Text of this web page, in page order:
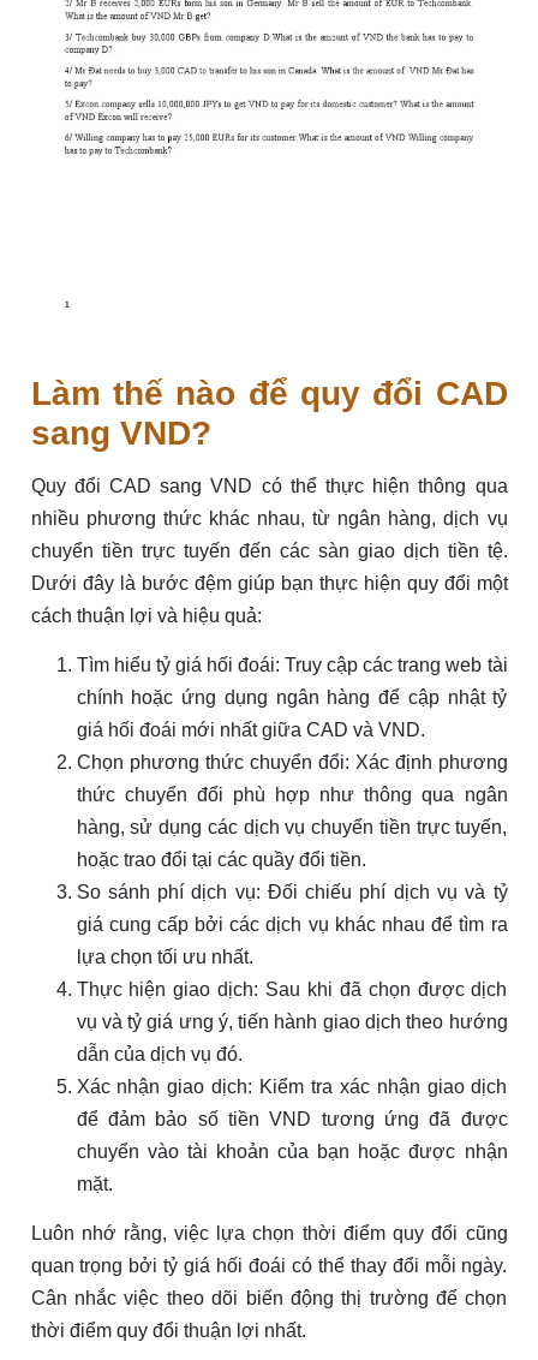
Làm thế nào để quy đổi CAD
sang VND?
Quy đổi CAD sang VND có thể thực hiện thông qua
nhiều phương thức khác nhau, từ ngân hàng, dịch vụ
chuyển tiền trực tuyến đến các sàn giao dịch tiền tệ.
Dưới đây là bước đệm giúp bạn thực hiện quy đổi một
cách thuận lợi và hiệu quả:
Tìm hiểu tỷ giá hối đoái: Truy cập các trang web tài
chính hoặc ứng dụng ngân hàng để cập nhật tỷ
giá hối đoái mới nhất giữa CAD và VND.
Chọn phương thức chuyển đổi: Xác định phương
thức chuyển đổi phù hợp như thông qua ngân
hàng, sử dụng các dịch vụ chuyển tiền trực tuyến,
hoặc trao đổi tại các quầy đổi tiền.
So sánh phí dịch vụ: Đối chiếu phí dịch vụ và tỷ
giá cung cấp bởi các dịch vụ khác nhau để tìm ra
lựa chọn tối ưu nhất.
Thực hiện giao dịch: Sau khi đã chọn được dịch
vụ và tỷ giá ưng ý, tiến hành giao dịch theo hướng
dẫn của dịch vụ đó.
Xác nhận giao dịch: Kiểm tra xác nhận giao dịch
để đảm bảo số tiền VND tương ứng đã được
chuyển vào tài khoản của bạn hoặc được nhận
mặt.
Luôn nhớ rằng, việc lựa chọn thời điểm quy đổi cũng
quan trọng bởi tỷ giá hối đoái có thể thay đổi mỗi ngày.
Cân nhắc việc theo dõi biến động thị trường để chọn
thời điểm quy đổi thuận lợi nhất.